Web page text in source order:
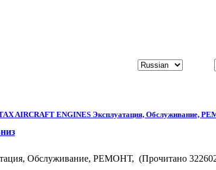
AIRCRAFT ENGINES Эксплуатация, Обслуживание,
Обслуживание, РЕМОНТ, (Прочитано